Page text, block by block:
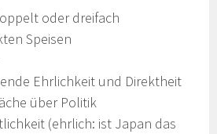
oder dreifach
Speisen
Ehrlichkeit und Direktheit
über Politik
(ehrlich: ist Japan das